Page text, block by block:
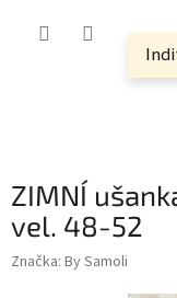
ZIMNÍ
vel. 48-52
Značka: By Samoli